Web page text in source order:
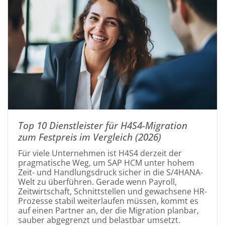
Top 10 Dienstleister für H4S4-Migration
zum Festpreis im Vergleich (2026)
Für viele Unternehmen ist H4S4 derzeit der
pragmatische Weg, um SAP HCM unter hohem
Zeit- und Handlungsdruck sicher in die S/4HANA-
Welt zu überführen. Gerade wenn Payroll,
Zeitwirtschaft, Schnittstellen und gewachsene HR-
Prozesse stabil weiterlaufen müssen, kommt es
auf einen Partner an, der die Migration planbar,
sauber abgegrenzt und belastbar umsetzt.